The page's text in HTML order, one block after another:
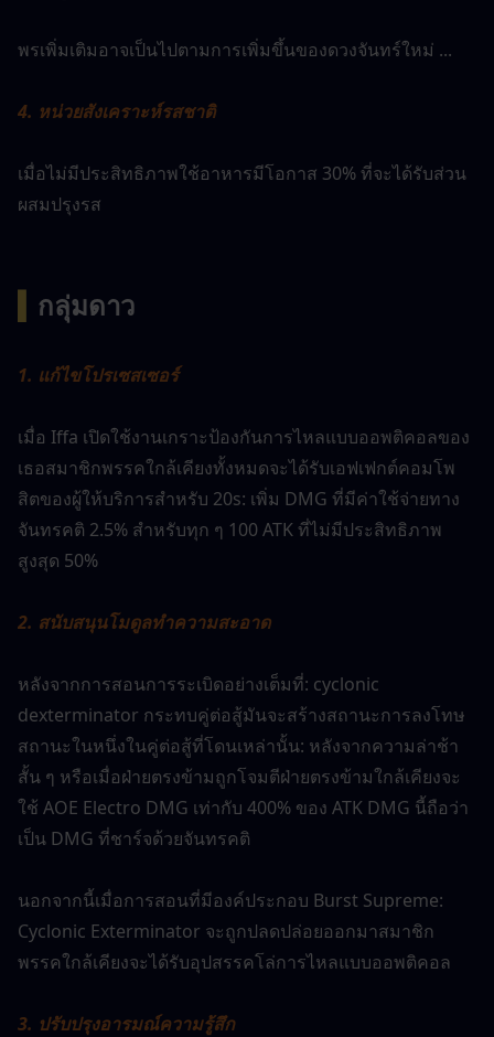
พรเพิ่มเติมอาจเป็นไปตามการเพิ่มขึ้นของดวงจันทร์ใหม่ ...
4. หน่วยสังเคราะห์รสชาติ
เมื่อไม่มีประสิทธิภาพใช้อาหารมีโอกาส 30% ที่จะได้รับส่วน
ผสมปรุงรส
กลุ่มดาว
1. แก้ไขโปรเซสเซอร์
เมื่อ Iffa เปิดใช้งานเกราะป้องกันการไหลแบบออพติคอลของ
เธอสมาชิกพรรคใกล้เคียงทั้งหมดจะได้รับเอฟเฟกต์คอมโพ
สิตของผู้ให้บริการสำหรับ 20s: เพิ่ม DMG ที่มีค่าใช้จ่ายทาง
จันทรคติ 2.5% สำหรับทุก ๆ 100 ATK ที่ไม่มีประสิทธิภาพ
สูงสุด 50%
2. สนับสนุนโมดูลทำความสะอาด
หลังจากการสอนการระเบิดอย่างเต็มที่: cyclonic
dexterminator กระทบคู่ต่อสู้มันจะสร้างสถานะการลงโทษ
สถานะในหนึ่งในคู่ต่อสู้ที่โดนเหล่านั้น: หลังจากความล่าช้า
สั้น ๆ หรือเมื่อฝ่ายตรงข้ามถูกโจมตีฝ่ายตรงข้ามใกล้เคียงจะ
ใช้ AOE Electro DMG เท่ากับ 400% ของ ATK DMG นี้ถือว่า
เป็น DMG ที่ชาร์จด้วยจันทรคติ
นอกจากนี้เมื่อการสอนที่มีองค์ประกอบ Burst Supreme:
Cyclonic Exterminator จะถูกปลดปล่อยออกมาสมาชิก
พรรคใกล้เคียงจะได้รับอุปสรรคโล่การไหลแบบออพติคอล
3. ปรับปรุงอารมณ์ความรู้สึก